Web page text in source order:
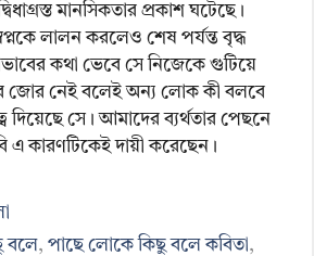
মানসিকতার প্রকাশ ঘটেছে।
লালন করলেও শেষ পর্যন্ত বৃদ্ধ
কথা ভেবে সে নিজেকে গুটিয়ে
জোর নেই বলেই অন্য লোক কী বলবে
দিয়েছে সে। আমাদের ব্যর্থতার পেছনে
কারণটিকেই দায়ী করেছেন।
বলে,পাছে লোকে কিছু বলে কবিতা,